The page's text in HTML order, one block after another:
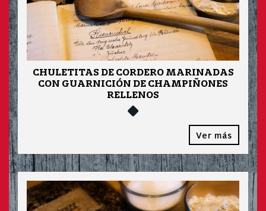
CHULETITAS DE CORDERO MARINADAS
CON GUARNICIÓN DE CHAMPIÑONES
RELLENOS
Ver más